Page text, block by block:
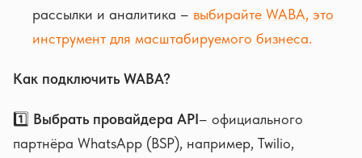
рассылки и аналитика – выбирайте WABA, это
инструмент для масштабируемого бизнеса.
Как подключить WABA?
1️⃣ Выбрать провайдера API– официального
партнёра WhatsApp (BSP), например, Twilio,